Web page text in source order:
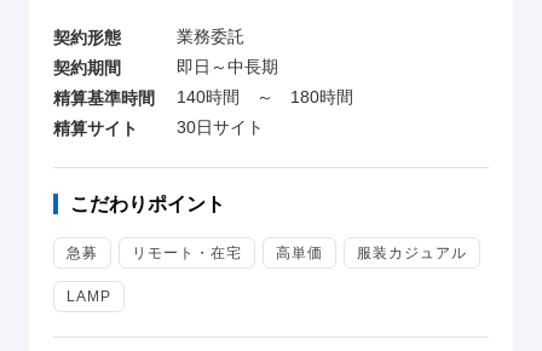
契約形態
業務委託
契約期間
即日～中長期
精算基準時間
140時間 ～ 180時間
精算サイト
30日サイト
こだわりポイント
急募 リモート・在宅 高単価 服装カジュアル
LAMP